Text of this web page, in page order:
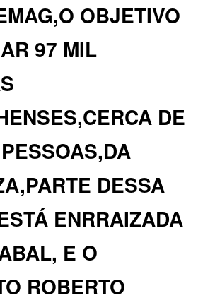
OBJETIVO
97 MIL
DE
DESSA
ENRRAIZADA
E O
ROBERTO